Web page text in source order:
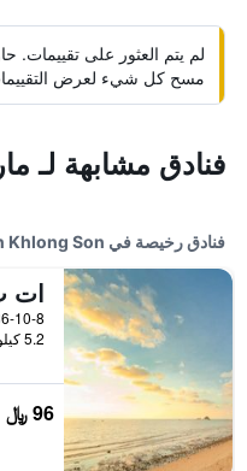
لم يتم العثور على تقييمات.
مسح كل شيء لعرض
فنادق مشابهة لـ
فنادق رخيصة في Ban Khlong Son
5.2 كيلومتر عن وسط المدينة
96 ﷼